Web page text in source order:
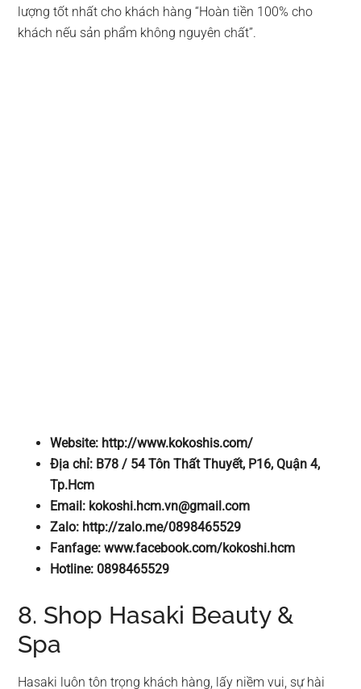
lượng tốt nhất cho khách hàng “Hoàn tiền 100% cho
khách nếu sản phẩm không nguyên chất”.
Website: http://www.kokoshis.com/
Địa chỉ: B78 / 54 Tôn Thất Thuyết, P16, Quận 4,
Tp.Hcm
Email: kokoshi.hcm.vn@gmail.com
Zalo: http://zalo.me/0898465529
Fanfage: www.facebook.com/kokoshi.hcm
Hotline: 0898465529
8. Shop Hasaki Beauty &
Spa
Hasaki luôn tôn trọng khách hàng, lấy niềm vui, sự hài